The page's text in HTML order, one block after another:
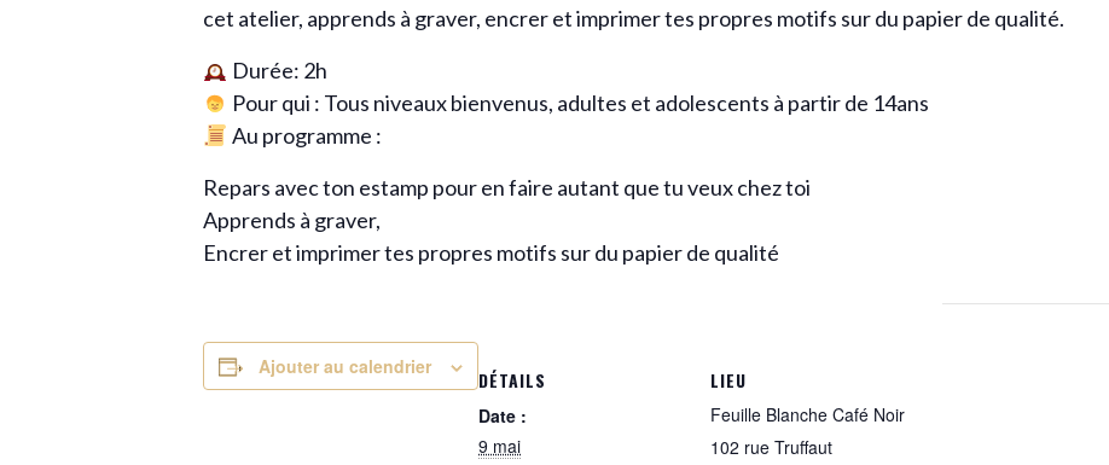
cet atelier, apprends à graver, encrer et imprimer tes propres motifs sur du papier de qualité.
Durée: 2h
Pour qui : Tous niveaux bienvenus, adultes et adolescents à partir de 14ans
Au programme :
Repars avec ton estamp pour en faire autant que tu veux chez toi
Apprends à graver,
Encrer et imprimer tes propres motifs sur du papier de qualité
Ajouter au calendrier
DÉTAILS
Date :
9 mai
LIEU
Feuille Blanche Café Noir
102 rue Truffaut